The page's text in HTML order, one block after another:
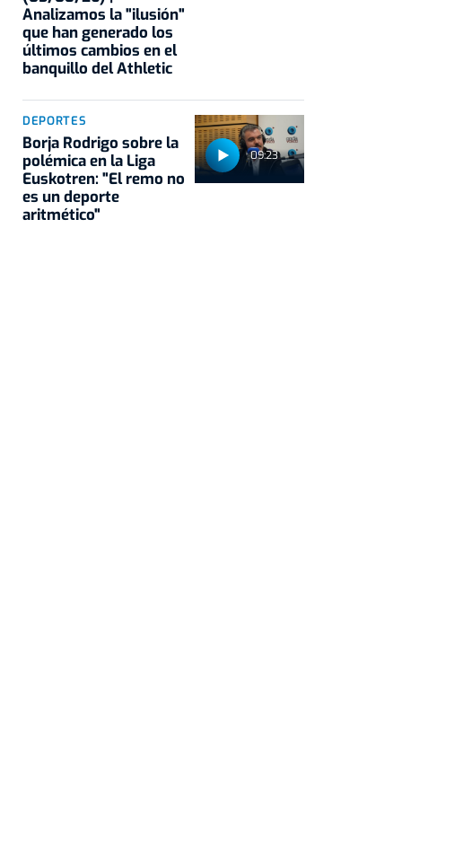
Analizamos la "ilusión"
que han generado los
últimos cambios en el
banquillo del Athletic
09:23
DEPORTES
Borja Rodrigo sobre la
polémica en la Liga
Euskotren: "El remo no
es un deporte
aritmético"